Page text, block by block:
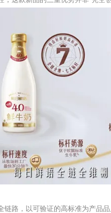
链路，以可验证的高标准为产品